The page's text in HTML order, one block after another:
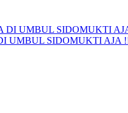
UMBUL SIDOMUKTI AJA